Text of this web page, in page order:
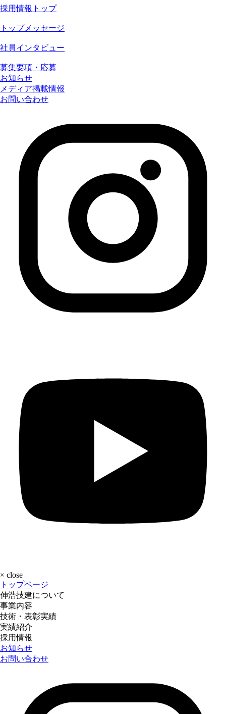
採用情報トップ
トップメッセージ
社員インタビュー
募集要項・応募
お知らせ
メディア掲載情報
お問い合わせ
× close
トップページ
伸浩技建について
事業内容
技術・表彰実績
実績紹介
採用情報
お知らせ
お問い合わせ